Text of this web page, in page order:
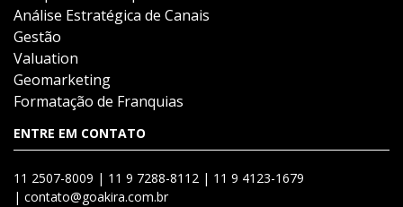
Análise Estratégica de Canais
Gestão
Valuation
Geomarketing
Formatação de Franquias
ENTRE EM CONTATO
11 2507-8009 | 11 9 7288-8112 | 11 9 4123-1679
| contato@goakira.com.br